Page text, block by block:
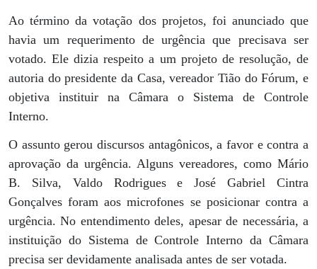
Ao término da votação dos projetos, foi anunciado que
havia um requerimento de urgência que precisava ser
votado. Ele dizia respeito a um projeto de resolução, de
autoria do presidente da Casa, vereador Tião do Fórum, e
objetiva instituir na Câmara o Sistema de Controle
Interno.
O assunto gerou discursos antagônicos, a favor e contra a
aprovação da urgência. Alguns vereadores, como Mário
B. Silva, Valdo Rodrigues e José Gabriel Cintra
Gonçalves foram aos microfones se posicionar contra a
urgência. No entendimento deles, apesar de necessária, a
instituição do Sistema de Controle Interno da Câmara
precisa ser devidamente analisada antes de ser votada.